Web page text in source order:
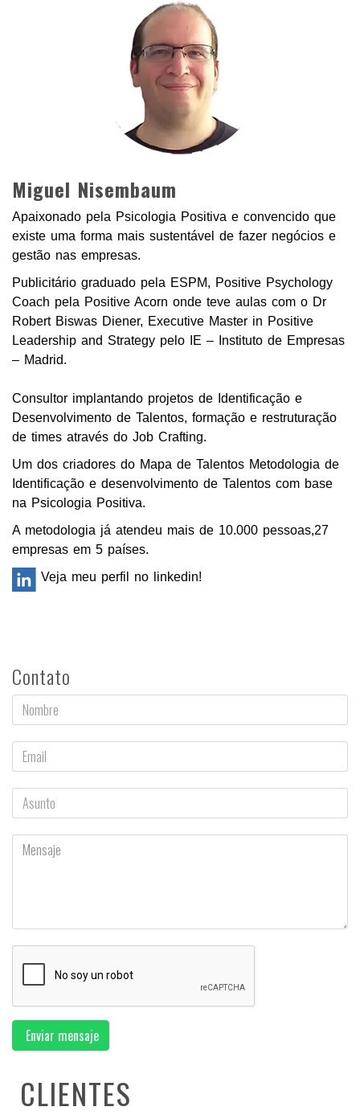
Miguel Nisembaum
Apaixonado pela Psicologia Positiva e convencido que
existe uma forma mais sustentável de fazer negócios e
gestão nas empresas.
Publicitário graduado pela ESPM, Positive Psychology
Coach pela Positive Acorn onde teve aulas com o Dr
Robert Biswas Diener, Executive Master in Positive
Leadership and Strategy pelo IE – Instituto de Empresas
– Madrid.
Consultor implantando projetos de Identificação e
Desenvolvimento de Talentos, formação e restruturação
de times através do Job Crafting.
Um dos criadores do Mapa de Talentos Metodologia de
Identificação e desenvolvimento de Talentos com base
na Psicologia Positiva.
A metodologia já atendeu mais de 10.000 pessoas,27
empresas em 5 países.
Veja meu perfil no linkedin!
Contato
Enviar mensaje
CLIENTES